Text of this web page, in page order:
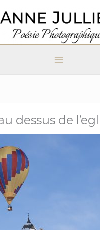
dessus de